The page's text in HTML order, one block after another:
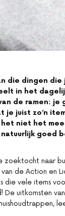
die dingen
in het
de ramen: je
je juist zo’n
het niet het
goed
zoektocht naar
de Action en
die vele items
De uitkomsten